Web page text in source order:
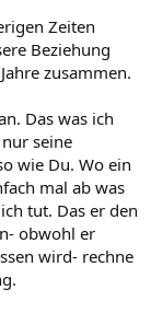
Zeiten
Beziehung
zusammen.
Das was ich
seine
wie Du. Wo ein
mal ab was
tut. Das er den
obwohl er
wird- rechne